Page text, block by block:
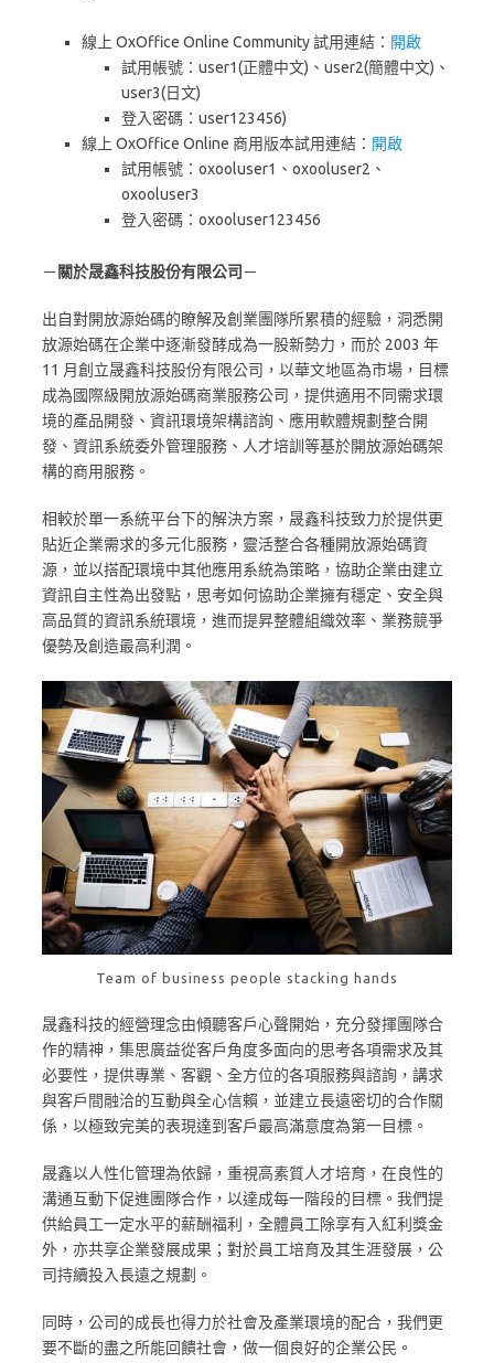
線上 OxOffice Online Community 試用連結： 開啟
試用帳號：user1(正體中文)、user2(簡體中文)、
user3(日文)
登入密碼：user123456)
線上 OxOffice Online 商用版本試用連結： 開啟
試用帳號：oxooluser1、oxooluser2、
oxooluser3
登入密碼：oxooluser123456
－關於晟鑫科技股份有限公司－
出自對開放源始碼的瞭解及創業團隊所累積的經驗，洞悉開
放源始碼在企業中逐漸發酵成為一股新勢力，而於 2003 年
11 月創立晟鑫科技股份有限公司，以華文地區為市場，目標
成為國際級開放源始碼商業服務公司，提供適用不同需求環
境的產品開發、資訊環境架構諮詢、應用軟體規劃整合開
發、資訊系統委外管理服務、人才培訓等基於開放源始碼架
構的商用服務。
相較於單一系統平台下的解決方案，晟鑫科技致力於提供更
貼近企業需求的多元化服務，靈活整合各種開放源始碼資
源，並以搭配環境中其他應用系統為策略，協助企業由建立
資訊自主性為出發點，思考如何協助企業擁有穩定、安全與
高品質的資訊系統環境，進而提昇整體組織效率、業務競爭
優勢及創造最高利潤。
Team of business people stacking hands
晟鑫科技的經營理念由傾聽客戶心聲開始，充分發揮團隊合
作的精神，集思廣益從客戶角度多面向的思考各項需求及其
必要性，提供專業、客觀、全方位的各項服務與諮詢，講求
與客戶間融洽的互動與全心信賴，並建立長遠密切的合作關
係，以極致完美的表現達到客戶最高滿意度為第一目標。
晟鑫以人性化管理為依歸，重視高素質人才培育，在良性的
溝通互動下促進團隊合作，以達成每一階段的目標。我們提
供給員工一定水平的薪酬福利，全體員工除享有入紅利獎金
外，亦共享企業發展成果；對於員工培育及其生涯發展，公
司持續投入長遠之規劃。
同時，公司的成長也得力於社會及產業環境的配合，我們更
要不斷的盡之所能回饋社會，做一個良好的企業公民。